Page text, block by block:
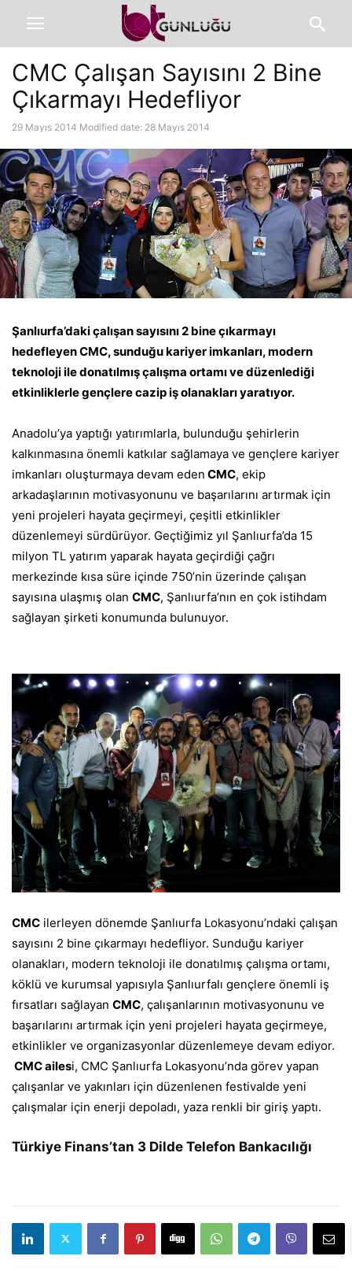
CMC Çalışan Sayısını 2 Bine
Çıkarmayı Hedefliyor
29 Mayıs 2014 Modified date: 28 Mayıs 2014
Şanlıurfa’daki çalışan sayısını 2 bine çıkarmayı
hedefleyen CMC, sunduğu kariyer imkanları, modern
teknoloji ile donatılmış çalışma ortamı ve düzenlediği
etkinliklerle gençlere cazip iş olanakları yaratıyor.
Anadolu’ya yaptığı yatırımlarla, bulunduğu şehirlerin
kalkınmasına önemli katkılar sağlamaya ve gençlere kariyer
imkanları oluşturmaya devam eden CMC, ekip
arkadaşlarının motivasyonunu ve başarılarını artırmak için
yeni projeleri hayata geçirmeyi, çeşitli etkinlikler
düzenlemeyi sürdürüyor. Geçtiğimiz yıl Şanlıurfa’da 15
milyon TL yatırım yaparak hayata geçirdiği çağrı
merkezinde kısa süre içinde 750’nin üzerinde çalışan
sayısına ulaşmış olan CMC, Şanlıurfa’nın en çok istihdam
sağlayan şirketi konumunda bulunuyor.
CMC ilerleyen dönemde Şanlıurfa Lokasyonu’ndaki çalışan
sayısını 2 bine çıkarmayı hedefliyor. Sunduğu kariyer
olanakları, modern teknoloji ile donatılmış çalışma ortamı,
köklü ve kurumsal yapısıyla Şanlıurfalı gençlere önemli iş
fırsatları sağlayan CMC, çalışanlarının motivasyonunu ve
başarılarını artırmak için yeni projeleri hayata geçirmeye,
etkinlikler ve organizasyonlar düzenlemeye devam ediyor.
CMC ailesi, CMC Şanlıurfa Lokasyonu’nda görev yapan
çalışanlar ve yakınları için düzenlenen festivalde yeni
çalışmalar için enerji depoladı, yaza renkli bir giriş yaptı.
Türkiye Finans’tan 3 Dilde Telefon Bankacılığı